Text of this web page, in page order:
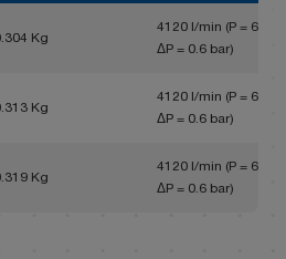
Kg
4120 l/min (P = 6 bar,
ΔP = 0.6 bar)
Kg
4120 l/min (P = 6 bar,
ΔP = 0.6 bar)
Kg
4120 l/min (P = 6 bar,
ΔP = 0.6 bar)